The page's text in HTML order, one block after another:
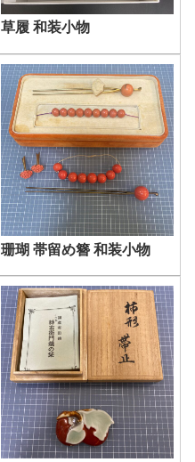
草履 和装小物
珊瑚 帯留め簪 和装小物